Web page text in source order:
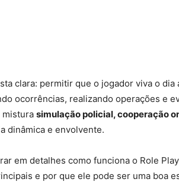
clara: permitir que o jogador viva o dia
ocorrências, realizando operações e
mistura simulação policial, cooperação
dinâmica e envolvente.
em detalhes como funciona o Role
e por que ele pode ser uma boa